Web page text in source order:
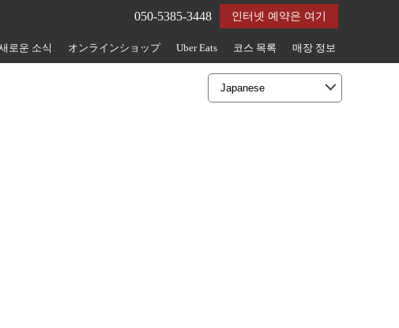
인터넷 예약은 여기
050-5385-3448
로운 소식 オンラインショップ Uber Eats 코스 목록 매장 정보